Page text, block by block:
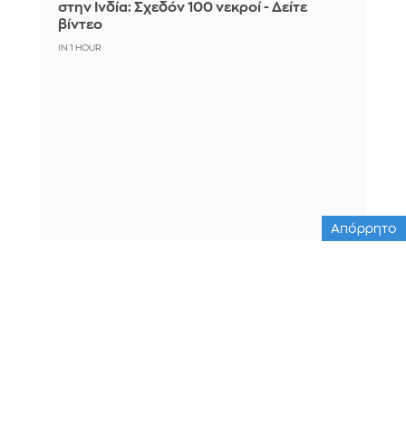
στην Ινδία: Σχεδόν 100 νεκροί - Δείτε
βίντεο
IN 1 HOUR
Απόρρητο